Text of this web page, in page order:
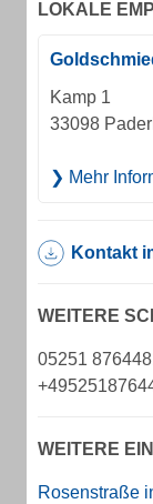
LOKALE
Kamp 1
33098
Mehr
Kontakt
WEITERE
05251
WEITERE
Rosenstraße